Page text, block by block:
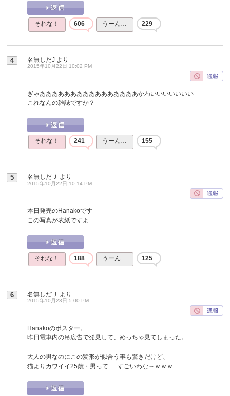
それな！ 606 うーん… 229
4 名無しだJ より
2015年10月22日 10:02 PM
ぎゃああああああああああああああああかわいいいいいいい
これなんの雑誌ですか？
それな！ 241 うーん… 155
5 名無しだＪ より
2015年10月22日 10:14 PM
本日発売のHanakoです
この写真が表紙ですよ
それな！ 188 うーん… 125
6 名無しだＪ より
2015年10月23日 5:00 PM
Hanakoのポスター。
昨日電車内の吊広告で発見して、めっちゃ見てしまった。
大人の男なのにこの髪形が似合う事も驚きだけど、
猫よりカワイイ25歳・男って･･･すごいわな～ｗｗｗ